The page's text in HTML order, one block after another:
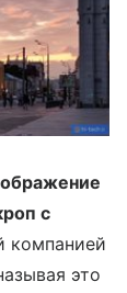
с
компанией
это